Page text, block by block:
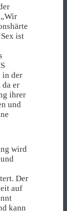
ist
in der
da er
ihrer
und
wird
Der
auf
kann